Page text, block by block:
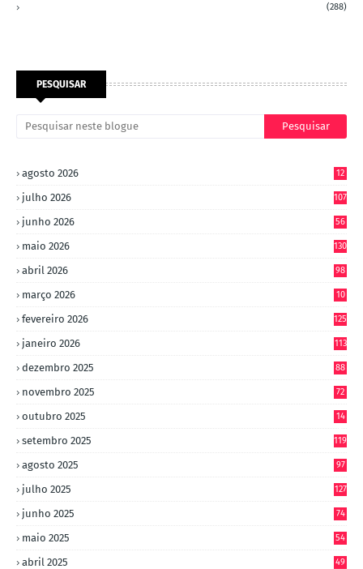
(288)
PESQUISAR
agosto 2026 12
julho 2026 107
junho 2026 56
maio 2026 130
abril 2026 98
março 2026
10
fevereiro 2026 125
janeiro 2026 113
dezembro 2025 88
novembro 2025 72
outubro 2025
14
setembro 2025 119
agosto 2025 97
julho 2025 127
junho 2025 74
maio 2025 54
abril 2025 49